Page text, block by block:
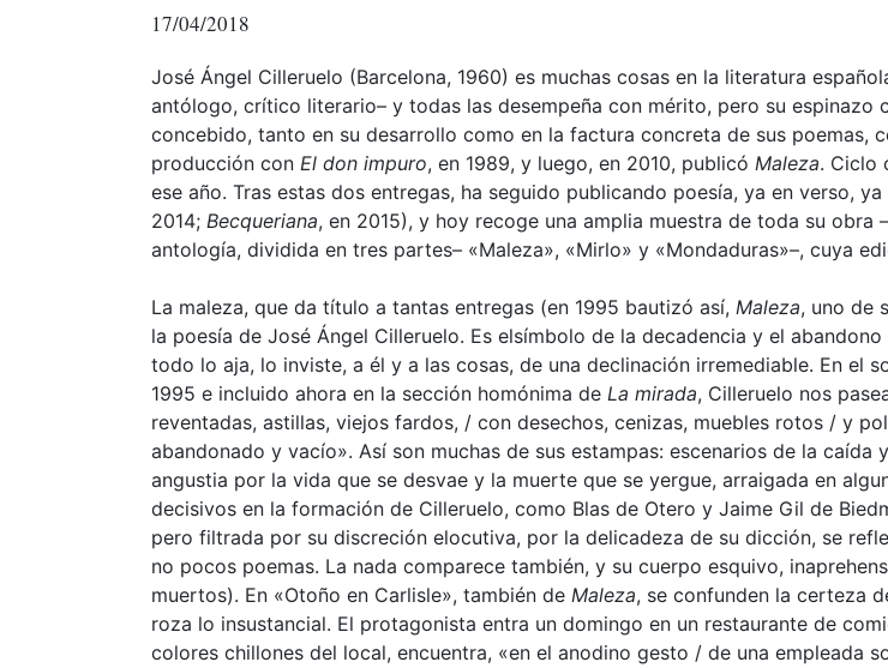
17/04/2018
José Ángel Cilleruelo (Barcelona, 1960) es muchas cosas en la literatura
antólogo, crítico literario– y todas las desempeña con mérito, pero su espinazo
concebido, tanto en su desarrollo como en la factura concreta de sus poemas,
producción con El don impuro, en 1989, y luego, en 2010, publicó Maleza. Ciclo
ese año. Tras estas dos entregas, ha seguido publicando poesía, ya en verso,
2014; Becqueriana, en 2015), y hoy recoge una amplia muestra de toda su
antología, dividida en tres partes– «Maleza», «Mirlo» y «Mondaduras»–, cuya
La maleza, que da título a tantas entregas (en 1995 bautizó así, Maleza, uno de
la poesía de José Ángel Cilleruelo. Es elsímbolo de la decadencia y el
todo lo aja, lo inviste, a él y a las cosas, de una declinación irremediable. En el
1995 e incluido ahora en la sección homónima de La mirada, Cilleruelo nos
reventadas, astillas, viejos fardos, / con desechos, cenizas, muebles rotos / y
abandonado y vacío». Así son muchas de sus estampas: escenarios de la
angustia por la vida que se desvae y la muerte que se yergue, arraigada en
decisivos en la formación de Cilleruelo, como Blas de Otero y Jaime Gil de
pero filtrada por su discreción elocutiva, por la delicadeza de su dicción, se
no pocos poemas. La nada comparece también, y su cuerpo esquivo,
muertos). En «Otoño en Carlisle», también de Maleza, se confunden la certeza
roza lo insustancial. El protagonista entra un domingo en un restaurante de
colores chillones del local, encuentra, «en el anodino gesto / de una empleada